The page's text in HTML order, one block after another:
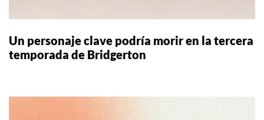
Un personaje clave podría morir en la tercera
temporada de Bridgerton